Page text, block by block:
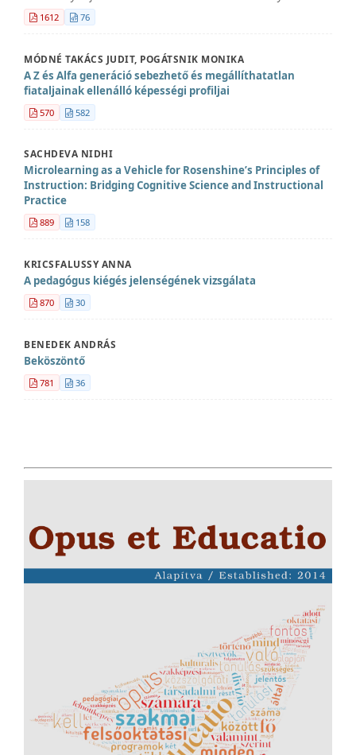
1612 76
MÓDNÉ TAKÁCS JUDIT, POGÁTSNIK MONIKA
A Z és Alfa generáció sebezhető és megállíthatatlan
fiataljainak ellenálló képességi profiljai
570 582
SACHDEVA NIDHI
Microlearning as a Vehicle for Rosenshine’s Principles of
Instruction: Bridging Cognitive Science and Instructional
Practice
889 158
KRICSFALUSSY ANNA
A pedagógus kiégés jelenségének vizsgálata
870 30
BENEDEK ANDRÁS
Beköszöntő
781 36